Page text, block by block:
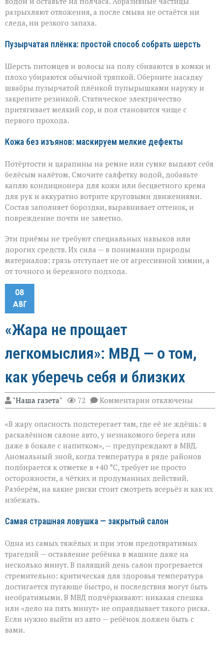
разрыхляют отложения, а после смыва не остаётся ни
следа, ни резкого запаха.
Пузырчатая плёнка: простой способ собрать шерсть
Шерсть питомцев и волосы на полу сбиваются в комки и
плохо убираются обычной тряпкой. Оберните насадку
швабры пузырчатой плёнкой пупырышками наружу и
закрепите резинкой. Статическое электричество
притягивает мелкий сор, и пол становится чище с
первого прохода.
Кожа без изъянов: маскируем мелкие дефекты
Потёртости и царапины на ремне или сумке выдают себя
белёсым налётом. Смочите салфетку водой, добавьте
каплю кондиционера для кожи или бесцветного крема
для рук и аккуратно вотрите круговыми движениями.
Состав заполняет бороздки, выравнивает оттенок, и
повреждение почти не заметно.
Эти приёмы не требуют специальных навыков или
дорогих средств. Их сила — в понимании природы
материалов: грязь отступает не от агрессивной химии, а
от точного и бережного подхода.
08
АВГ
«Жара не прощает
легкомыслия»: МВД — о том,
как уберечь себя и близких
"Наша газета" 72 Комментарии к
записи
не
прощает
легкомыслия»:
МВД — о
том,
как
уберечь
себя
и
отключены
«В жару опасность подстерегает там, где её не ждёшь: в
раскалённом салоне авто, у незнакомого берега или
даже в бокале с напитком», — предупреждают в МВД.
Аномальный зной, когда температура в ряде районов
подбирается к отметке в +40 °C, требует не просто
осторожности, а чётких и продуманных действий.
Разберём, на какие риски стоит смотреть всерьёз и как их
избежать.
Самая страшная ловушка — закрытый салон
Одна из самых тяжёлых и при этом предотвратимых
трагедий — оставление ребёнка в машине даже на
несколько минут. В палящий день салон прогревается
стремительно: критическая для здоровья температура
достигается пугающе быстро, и последствия могут быть
необратимыми. В МВД подчёркивают: никакая спешка
или «дело на пять минут» не оправдывает такого риска.
Если нужно выйти из авто — ребёнок должен быть с
вами.